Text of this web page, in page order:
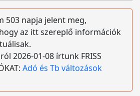
503 napja jelent meg,
az itt szereplő információk
2026-01-08 írtunk FRISS
Adó és Tb változások